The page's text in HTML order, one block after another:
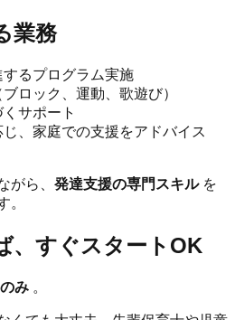
業務
るプログラム実施
ロック、運動、歌遊び）
サポート
、家庭での支援をアドバイス
がら、 発達支援の専門スキルを
。
、すぐスタートOK
み 。